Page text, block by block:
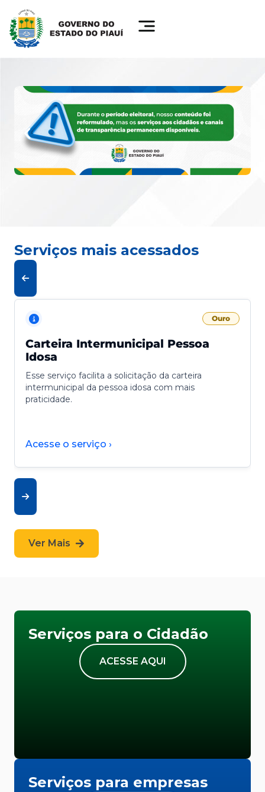
Serviços mais acessados
Ouro
Carteira Intermunicipal Pessoa
Idosa
Esse serviço facilita a solicitação da carteira
intermunicipal da pessoa idosa com mais
praticidade.
Acesse o serviço ›
Ver Mais
Serviços para o Cidadão
ACESSE AQUI
Serviços para empresas